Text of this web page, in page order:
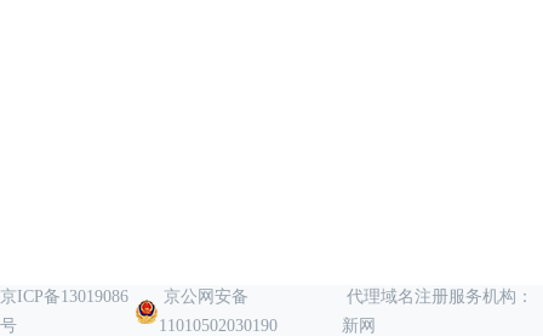
京ICP备13019086
号
京公网安备
11010502030190
代理域名注册服务机构：
新网